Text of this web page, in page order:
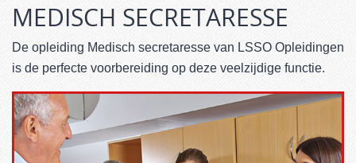
MEDISCH SECRETARESSE
De opleiding Medisch secretaresse van LSSO Opleidingen
is de perfecte voorbereiding op deze veelzijdige functie.